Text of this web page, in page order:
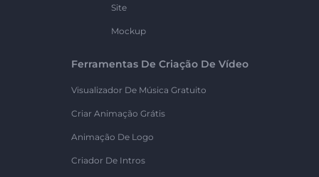
Site
Mockup
Ferramentas De Criação De Vídeo
Visualizador De Música Gratuito
Criar Animação Grátis
Animação De Logo
Criador De Intros